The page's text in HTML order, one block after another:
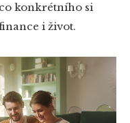
konkrétního si
i život.